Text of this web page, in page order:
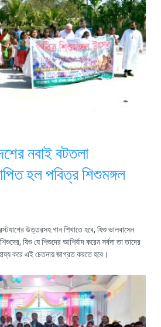
নবাই বটতলা
হল পবিত্র শিশুমঙ্গল
উত্তরসহ গান শিখাতে হবে, যিশু ভালবাসেন
যিশু যে শিশুদের আশির্বাদ করেন সর্বদা তা তাদের
করে এই চেতনায় জাগ্রত করতে হবে।